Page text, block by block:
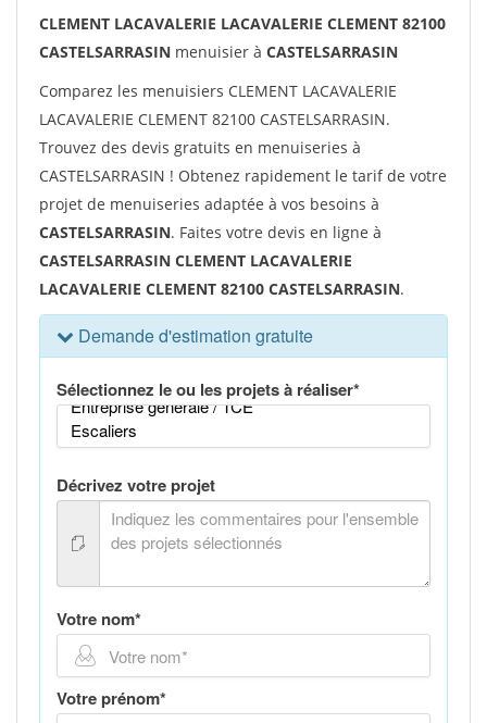
CLEMENT LACAVALERIE LACAVALERIE CLEMENT 82100
CASTELSARRASIN menuisier à CASTELSARRASIN
Comparez les menuisiers CLEMENT LACAVALERIE
LACAVALERIE CLEMENT 82100 CASTELSARRASIN.
Trouvez des devis gratuits en menuiseries à
CASTELSARRASIN ! Obtenez rapidement le tarif de votre
projet de menuiseries adaptée à vos besoins à
CASTELSARRASIN. Faites votre devis en ligne à
CASTELSARRASIN CLEMENT LACAVALERIE
LACAVALERIE CLEMENT 82100 CASTELSARRASIN.